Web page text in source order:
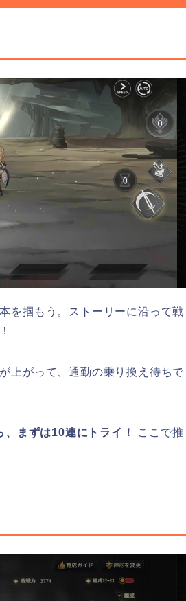
を掴もう。ストーリーに沿って戦
上がって、通勤の乗り換え待ちで
まずは10連にトライ！
ここで推